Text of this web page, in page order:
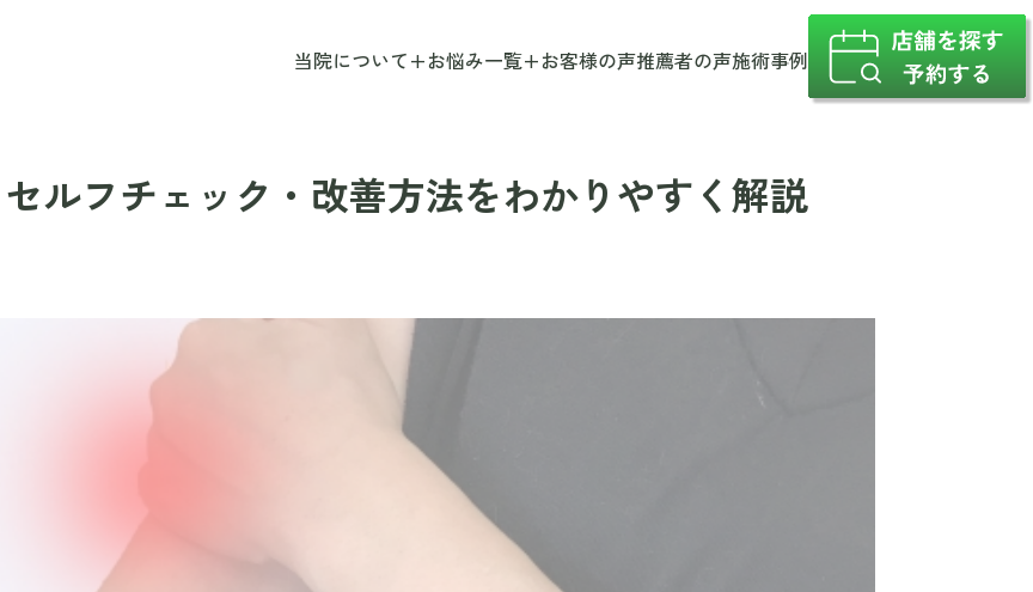
当院について+お悩み一覧+お客様の声推薦者の声施術事例
ルフチェック・改善方法をわかりやすく解説